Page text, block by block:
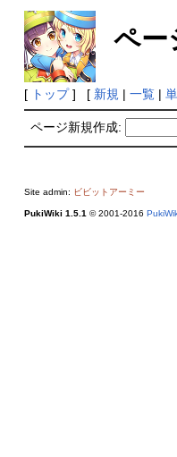
ペー
[ トップ] [ 新規 | 一覧|
ページ新規作成:
Site admin: ビビットアーミー
PukiWiki 1.5.1 © 2001-2016